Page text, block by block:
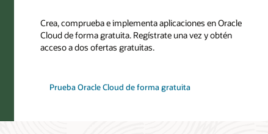
Crea, comprueba e implementa aplicaciones en Oracle
Cloud de forma gratuita. Regístrate una vez y obtén
acceso a dos ofertas gratuitas.
Prueba Oracle Cloud de forma gratuita